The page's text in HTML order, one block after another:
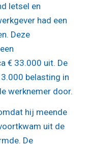
letsel en
had een
Deze
€ 33.000 uit. De
belasting in
werknemer door.
hij meende
uit de
De